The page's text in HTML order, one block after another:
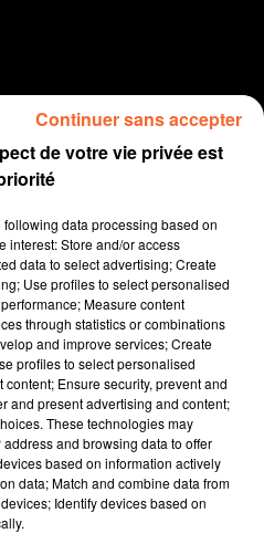
(MIDI)
les terminaux de
1 jour par semaine.
des boulangers se dit
parfois silencieuses,
d'importants cumuls
de votre vie privée est
following data processing based on
interest: Store and/or access
data to select advertising; Create
Use profiles to select personalised
Measure content
through statistics or combinations
and improve services; Create
profiles to select personalised
Ensure security, prevent and
and present advertising and content;
These technologies may
and browsing data to offer
based on information actively
data; Match and combine data from
Identify devices based on
Continuer sans accepter